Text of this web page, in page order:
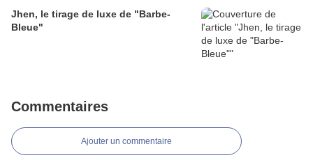
Jhen, le tirage de luxe de "Barbe-
Bleue"
Commentaires
Ajouter un commentaire